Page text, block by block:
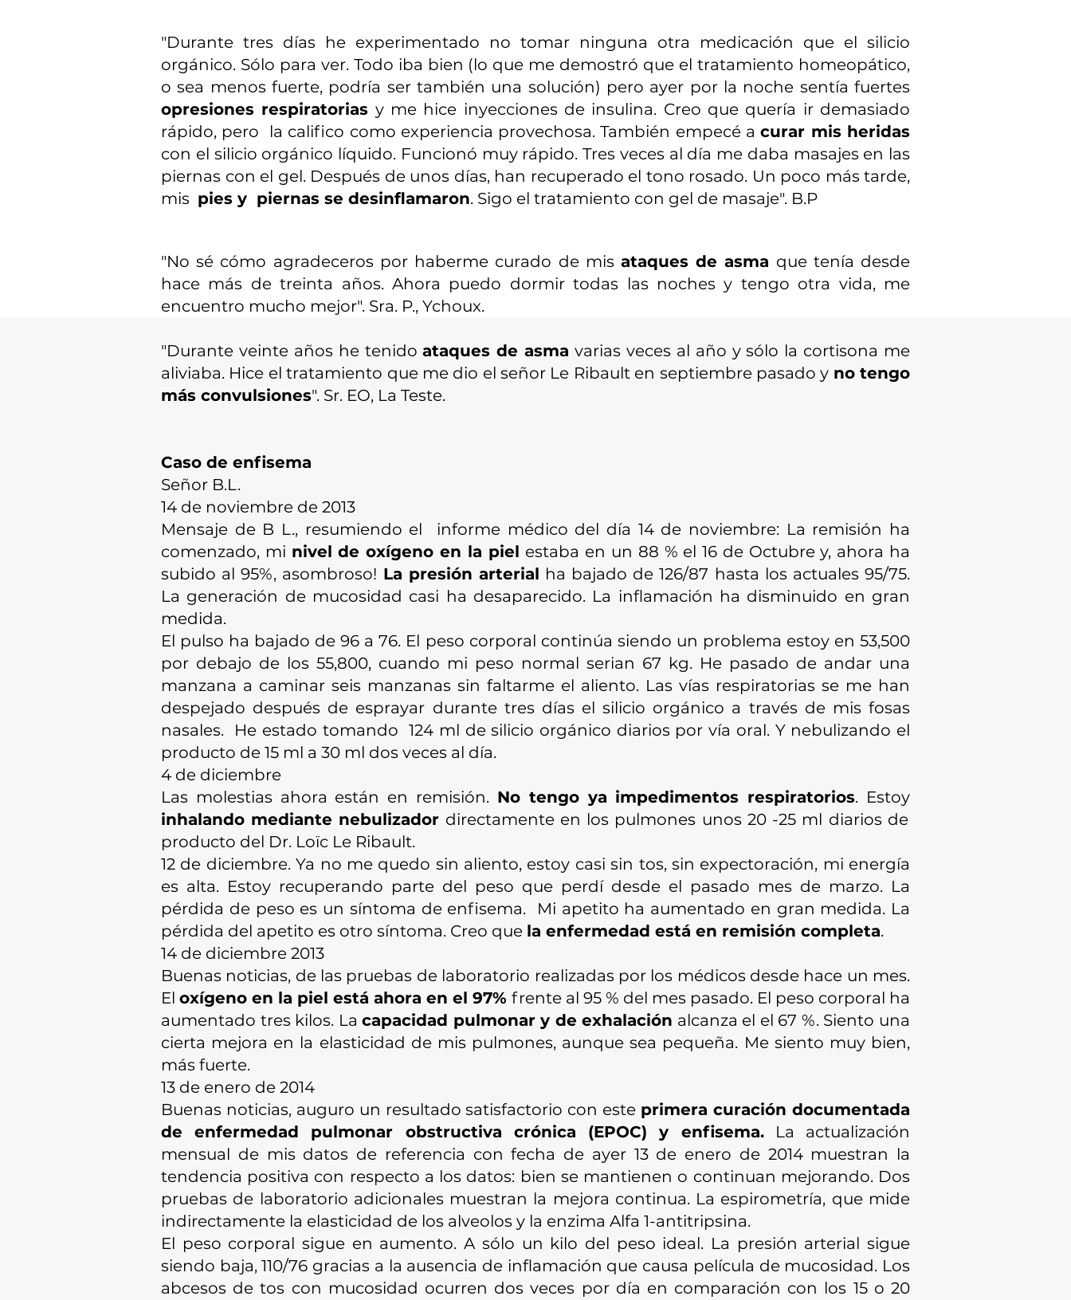
"Durante tres días he experimentado no tomar ninguna otra medicación que el silicio
orgánico. Sólo para ver. Todo iba bien (lo que me demostró que el tratamiento homeopático,
o sea menos fuerte, podría ser también una solución) pero ayer por la noche sentía fuertes
opresiones respiratorias y me hice inyecciones de insulina. Creo que quería ir demasiado
rápido, pero la califico como experiencia provechosa. También empecé acurar mis heridas
con el silicio orgánico líquido. Funcionó muy rápido. Tres veces al día me daba masajes en las
piernas con el gel. Después de unos días, han recuperado el tono rosado. Un poco más tarde,
mis pies y piernas se desinflamaron. Sigo el tratamiento con gel de masaje". B.P
"No sé cómo agradeceros por haberme curado de mis ataques de asma que tenía desde
hace más de treinta años. Ahora puedo dormir todas las noches y tengo otra vida, me
encuentro mucho mejor". Sra. P., Ychoux.
"Durante veinte años he tenidoataques de asma varias veces al año y sólo la cortisona me
aliviaba. Hice el tratamiento que me dio el señor Le Ribault en septiembre pasado y no tengo
más convulsiones". Sr. EO, La Teste.
Caso de enfisema
Señor B.L.
14 de noviembre de 2013
Mensaje de B L., resumiendo el informe médico del día 14 de noviembre: La remisión ha
comenzado, mi nivel de oxígeno en la piel estaba en un 88 % el 16 de Octubre y, ahora ha
subido al 95%, asombroso! La presión arterial ha bajado de 126/87 hasta los actuales 95/75.
La generación de mucosidad casi ha desaparecido. La inflamación ha disminuido en gran
medida.
El pulso ha bajado de 96 a 76. El peso corporal continúa siendo un problema estoy en 53,500
por debajo de los 55,800, cuando mi peso normal serian 67 kg. He pasado de andar una
manzana a caminar seis manzanas sin faltarme el aliento. Las vías respiratorias se me han
despejado después de esprayar durante tres días el silicio orgánico a través de mis fosas
nasales. He estado tomando 124 ml de silicio orgánico diarios por vía oral. Y nebulizando el
producto de 15 ml a 30 ml dos veces al día.
4 de diciembre
Las molestias ahora están en remisión. No tengo ya impedimentos respiratorios. Estoy
inhalando mediante nebulizador directamente en los pulmones unos 20 -25 ml diarios de
producto del Dr. Loïc Le Ribault.
12 de diciembre. Ya no me quedo sin aliento, estoy casi sin tos, sin expectoración, mi energía
es alta. Estoy recuperando parte del peso que perdí desde el pasado mes de marzo. La
pérdida de peso es un síntoma de enfisema. Mi apetito ha aumentado en gran medida. La
pérdida del apetito es otro síntoma. Creo que la enfermedad está en remisión completa.
14 de diciembre 2013
Buenas noticias, de las pruebas de laboratorio realizadas por los médicos desde hace un mes.
Eloxígeno en la piel está ahora en el 97% frente al 95 % del mes pasado. El peso corporal ha
aumentado tres kilos. Lacapacidad pulmonar y de exhalación alcanza el el 67 %. Siento una
cierta mejora en la elasticidad de mis pulmones, aunque sea pequeña. Me siento muy bien,
más fuerte.
13 de enero de 2014
Buenas noticias, auguro un resultado satisfactorio con este primera curación documentada
de enfermedad pulmonar obstructiva crónica (EPOC) y enfisema.La actualización
mensual de mis datos de referencia con fecha de ayer 13 de enero de 2014 muestran la
tendencia positiva con respecto a los datos: bien se mantienen o continuan mejorando. Dos
pruebas de laboratorio adicionales muestran la mejora continua. La espirometría, que mide
indirectamente la elasticidad de los alveolos y la enzima Alfa 1-antitripsina.
El peso corporal sigue en aumento. A sólo un kilo del peso ideal. La presión arterial sigue
siendo baja, 110/76 gracias a la ausencia de inflamación que causa película de mucosidad. Los
abcesos de tos con mucosidad ocurren dos veces por día en comparación con los 15 o 20